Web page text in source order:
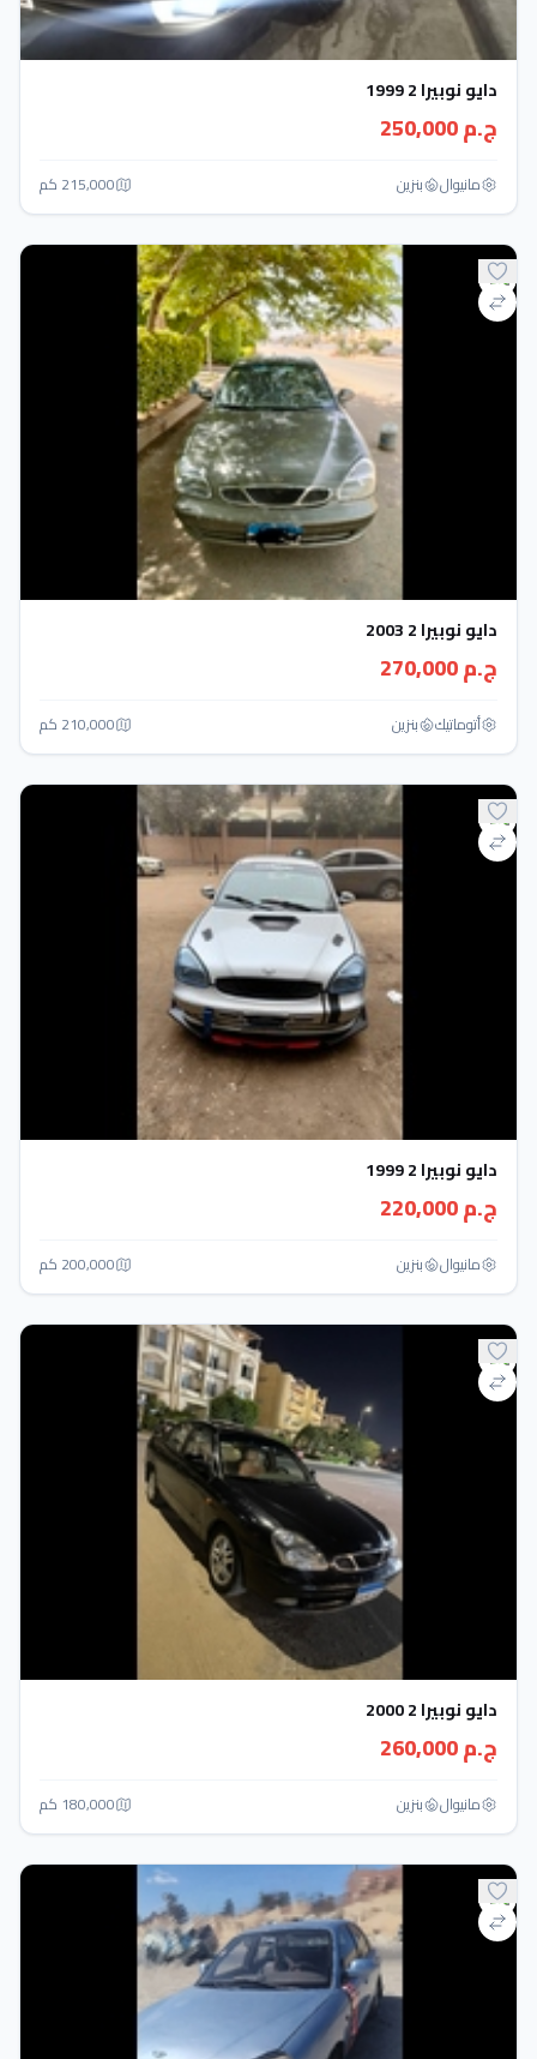
دايو نوبيرا 2 1999
ج.م 250,000
مانيوال بنزين 215,000 كم
دايو نوبيرا 2 2003
ج.م 270,000
أتوماتيك‎ بنزين 210,000 كم
دايو نوبيرا 2 1999
ج.م 220,000
مانيوال بنزين 200,000 كم
دايو نوبيرا 2 2000
ج.م 260,000
مانيوال بنزين 180,000 كم